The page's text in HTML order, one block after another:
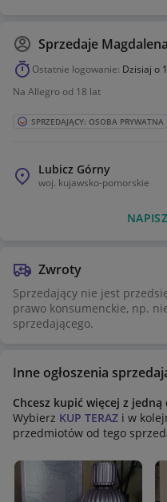
Sprzedaje
Ostatnie logowanie: Dzisiaj o
Na Allegro od 18 lat
SPRZEDAJĄCY: OSOBA PRYWATNA
Lubicz Górny
woj. kujawsko-pomorskie
Zwroty
Sprzedający nie jest
prawo konsumenckie, np.
sprzedającego.
Inne ogłoszenia
Chcesz kupić więcej z jedną
Wybierz KUP TERAZ i w
przedmiotów od tego